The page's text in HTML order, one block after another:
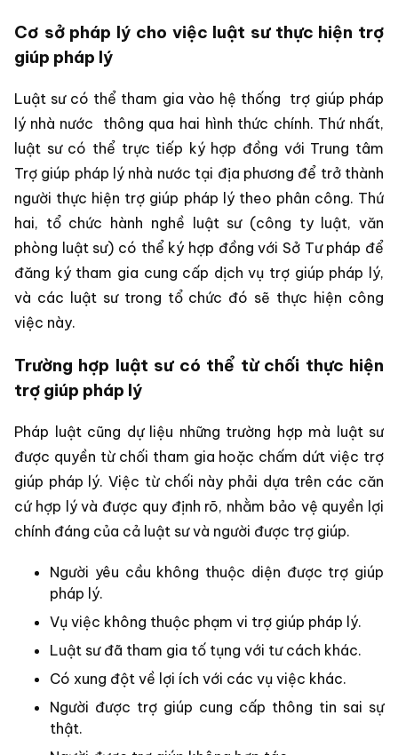
Cơ sở pháp lý cho việc luật sư thực hiện trợ
giúp pháp lý
Luật sư có thể tham gia vào hệ thống trợ giúp pháp
lý nhà nước
thông qua hai hình thức chính. Thứ nhất,
luật sư có thể trực tiếp ký hợp đồng với Trung tâm
Trợ giúp pháp lý nhà nước tại địa phương để trở thành
người thực hiện trợ giúp pháp lý theo phân công. Thứ
hai, tổ chức hành nghề luật sư (công ty luật, văn
phòng luật sư) có thể ký hợp đồng với Sở Tư pháp để
đăng ký tham gia cung cấp dịch vụ trợ giúp pháp lý,
và các luật sư trong tổ chức đó sẽ thực hiện công
việc này.
Trường hợp luật sư có thể từ chối thực hiện
trợ giúp pháp lý
Pháp luật cũng dự liệu những trường hợp mà luật sư
được quyền từ chối tham gia hoặc chấm dứt việc trợ
giúp pháp lý. Việc từ chối này phải dựa trên các căn
cứ hợp lý và được quy định rõ, nhằm bảo vệ quyền lợi
chính đáng của cả luật sư và người được trợ giúp.
Người yêu cầu không thuộc diện được trợ giúp
pháp lý.
Vụ việc không thuộc phạm vi trợ giúp pháp lý.
Luật sư đã tham gia tố tụng với tư cách khác.
Có xung đột về lợi ích với các vụ việc khác.
Người được trợ giúp cung cấp thông tin sai sự
thật.